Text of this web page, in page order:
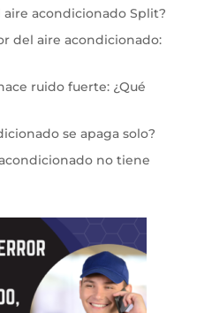
aire acondicionado Split?
del aire acondicionado:
ruido fuerte: ¿Qué
se apaga solo?
no tiene